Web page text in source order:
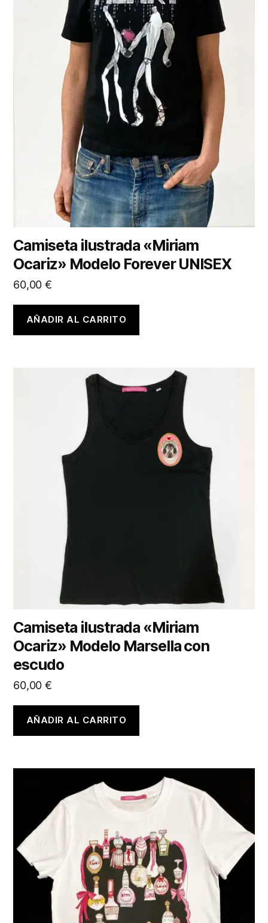
Camiseta ilustrada «Miriam
Ocariz» Modelo Forever UNISEX
60,00 €
AÑADIR AL CARRITO
Camiseta ilustrada «Miriam
Ocariz» Modelo Marsella con
escudo
60,00 €
AÑADIR AL CARRITO